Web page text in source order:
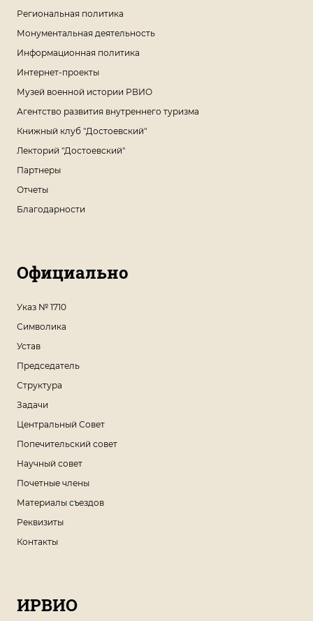
Региональная политика
Монументальная деятельность
Информационная политика
Интернет-проекты
Музей военной истории РВИО
Агентство развития внутреннего туризма
Книжный клуб "Достоевский"
Лекторий "Достоевский"
Партнеры
Отчеты
Благодарности
Официально
Указ № 1710
Символика
Устав
Председатель
Структура
Задачи
Центральный Совет
Попечительский совет
Научный совет
Почетные члены
Материалы съездов
Реквизиты
Контакты
ИРВИО